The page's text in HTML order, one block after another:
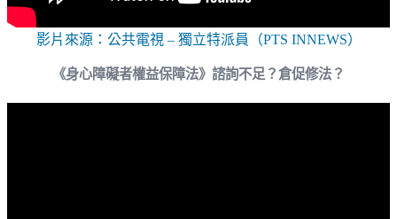
影片來源：公共電視 – 獨立特派員（PTS INNEWS）
《身心障礙者權益保障法》諮詢不足？倉促修法？